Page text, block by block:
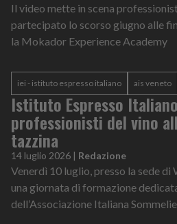
Il video mette in scena
partecipato lo scorso giugno alle
la Mokador Experience Academy
iei - istituto espresso italiano ais veneto
Istituto Espresso
professionisti del vino
tazzina
14 luglio 2026 | Redazione
Venerdì 10 luglio, presso la sede di
una giornata di formazione
dell’Associazione Italiana